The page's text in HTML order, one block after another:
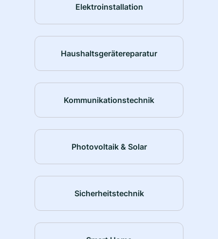
Elektroinstallation
Haushaltsgerätereparatur
Kommunikationstechnik
Photovoltaik & Solar
Sicherheitstechnik